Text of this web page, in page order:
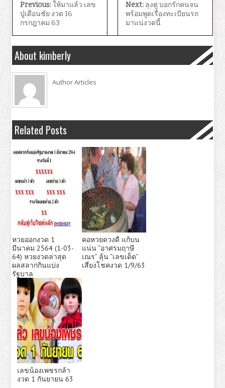
Previous:ให้มาแล้ว เลข
ปู่เดือนชัย งวด 16
กรกฎาคม 63
Next: ลุงตู่ บอกรักคนจน
พร้อมพูดเรื่องทะเบียนรถ
มาแน่งวดนี้
About kimberly
Author Articles
Related Posts
หวยออกงวด 1
มีนาคม 2564 (1-03-
64) หวยงวดล่าสุด
ผลสลากกินแบ่ง
รัฐบาล
คอหวยดวงดี แก้บน
แน่น “อาศรมฤาษี
เณร” ลุ้น “เลขเด็ด”
เสี่ยงโชคงวด 1/9/63
เลขน้องเพชรกล้า
งวด 1 กันยายน 63